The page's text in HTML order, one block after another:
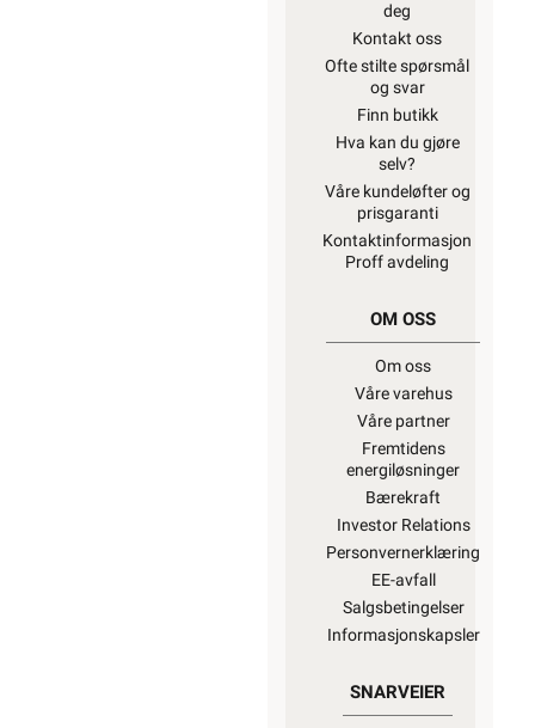
deg
Kontakt oss
Ofte stilte spørsmål
og svar
Finn butikk
Hva kan du gjøre
selv?
Våre kundeløfter og
prisgaranti
Kontaktinformasjon
Proff avdeling
OM OSS
Om oss
Våre varehus
Våre partner
Fremtidens
energiløsninger
Bærekraft
Investor Relations
Personvernerklæring
EE-avfall
Salgsbetingelser
Informasjonskapsler
SNARVEIER